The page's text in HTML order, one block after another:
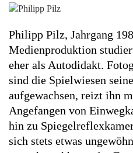
Philipp Pilz, Jahrgang
Medien­pro­duktion
eher als Auto­didakt.
sind die Spiel­wiesen
auf­ge­wachsen, reizt ihn
An­gefangen von
hin zu
sich stets etwas